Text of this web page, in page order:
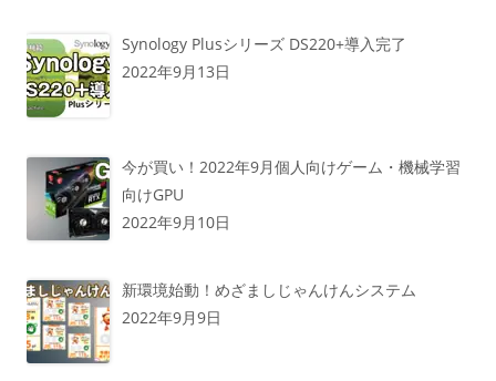
Synology Plusシリーズ DS220+導入完了
2022年9月13日
今が買い！2022年9月個人向けゲーム・機械学習
向けGPU
2022年9月10日
新環境始動！めざましじゃんけんシステム
2022年9月9日